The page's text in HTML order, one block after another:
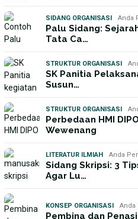
SIDANG ORGANISASI Anda
Palu Sidang:
Tata Ca…
STRUKTUR ORGANISASI
SK Panitia
Susun…
STRUKTUR ORGANISASI
Perbedaan HMI
Wewenang
LITERATUR ILMIAH Anda
Sidang Skripsi: 3
Agar Lu…
KONSEP ORGANISASI Anda
Pembina dan